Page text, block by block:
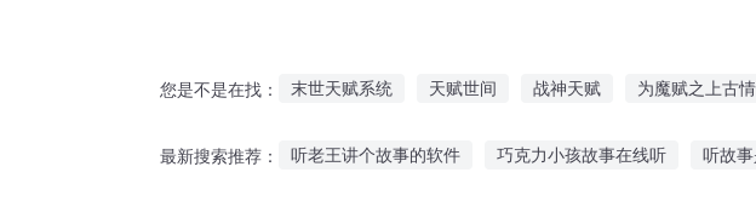
您是不是在找： 末世天赋系统 天赋世间 战神天赋 为魔赋之上古
最新搜索推荐： 听老王讲个故事的软件 巧克力小孩故事在线听 听故